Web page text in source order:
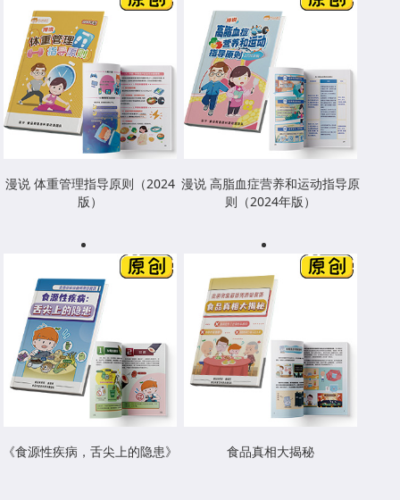
漫说 体重管理指导原则（2024
版）
漫说 高脂血症营养和运动指导原
则（2024年版）
《食源性疾病，舌尖上的隐患》 食品真相大揭秘